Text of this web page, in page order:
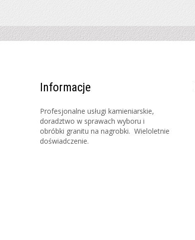
Informacje
Profesjonalne usługi kamieniarskie,
doradztwo w sprawach wyboru i
obróbki granitu na nagrobki. Wieloletnie
doświadczenie.